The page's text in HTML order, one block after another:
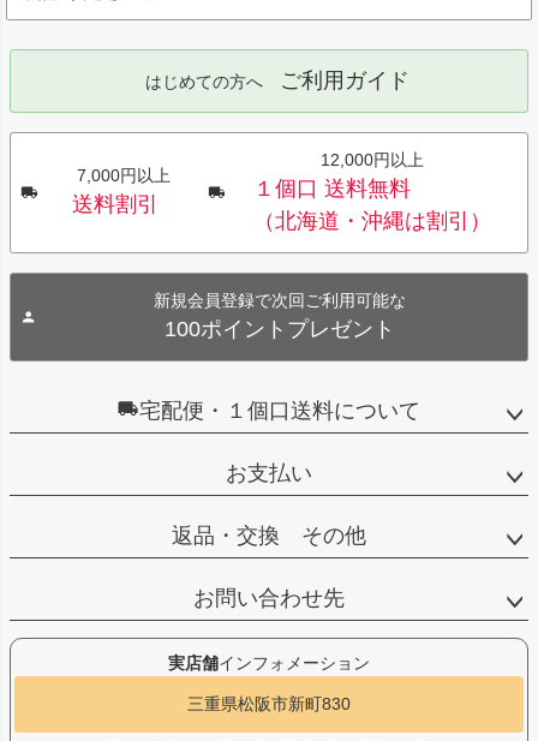
はじめての方へ ご利用ガイド
7,000円以上
送料割引
12,000円以上
１個口 送料無料
（北海道・沖縄は割引）
新規会員登録で次回ご利用可能な
100ポイントプレゼント
宅配便・１個口送料について
お支払い
返品・交換 その他
お問い合わせ先
実店舗インフォメーション
三重県松阪市新町830